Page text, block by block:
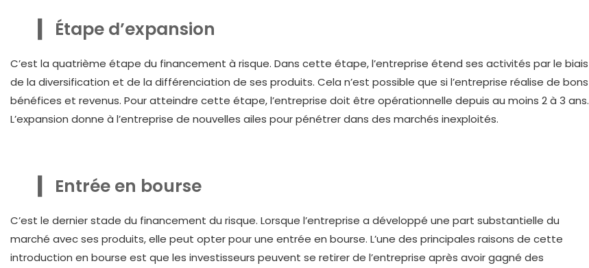
Étape d’expansion
C’est la quatrième étape du financement à risque. Dans cette étape, l’entreprise étend ses activités par le biais
de la diversification et de la différenciation de ses produits. Cela n’est possible que si l’entreprise réalise de bons
bénéfices et revenus. Pour atteindre cette étape, l’entreprise doit être opérationnelle depuis au moins 2 à 3 ans.
L’expansion donne à l’entreprise de nouvelles ailes pour pénétrer dans des marchés inexploités.
Entrée en bourse
C’est le dernier stade du financement du risque. Lorsque l’entreprise a développé une part substantielle du
marché avec ses produits, elle peut opter pour une entrée en bourse. L’une des principales raisons de cette
introduction en bourse est que les investisseurs peuvent se retirer de l’entreprise après avoir gagné des